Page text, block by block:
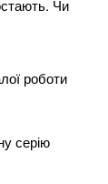
Чи
роботи
серію